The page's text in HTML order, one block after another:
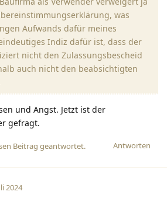
was
Aufwands dafür meines
Indiz dafür ist, dass der
nicht den Zulassungsbescheid
auch nicht den beabsichtigten
und Angst. Jetzt ist der
gefragt.
Antworten
Beitrag geantwortet.
2024